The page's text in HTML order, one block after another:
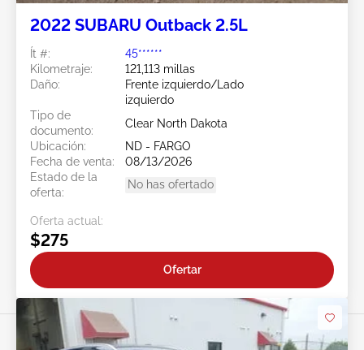
2022 SUBARU Outback 2.5L
Ít #:
45******
Kilometraje:
121,113 millas
Daño:
Frente izquierdo/Lado
izquierdo
Tipo de
documento:
Clear North Dakota
Ubicación:
ND - FARGO
Fecha de venta:
08/13/2026
Estado de la
oferta:
No has ofertado
Oferta actual:
$275
Ofertar